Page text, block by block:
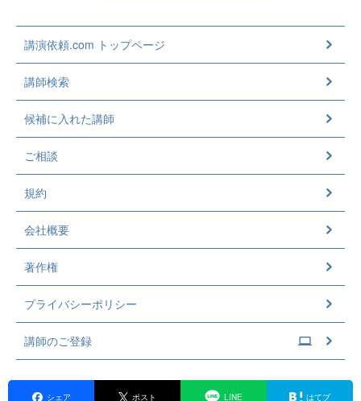
講演依頼.com トップページ
講師検索
候補に入れた講師
ご相談
規約
会社概要
著作権
プライバシーポリシー
講師のご登録
シェア ポスト LINE はてブ